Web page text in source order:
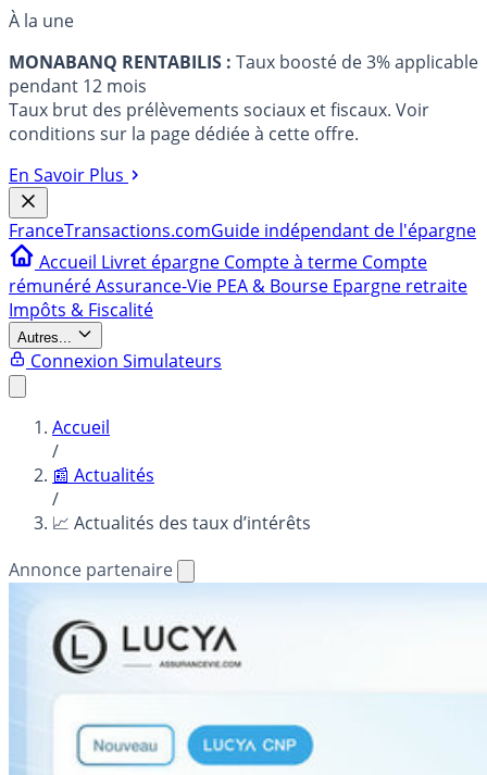
À la une
MONABANQ RENTABILIS : Taux boosté de 3% applicable
pendant 12 mois
Taux brut des prélèvements sociaux et fiscaux. Voir
conditions sur la page dédiée à cette offre.
En Savoir Plus
FranceTransactions.comGuide indépendant de l'épargne
Accueil Livret épargne Compte à terme Compte
rémunéréAssurance-Vie PEA & Bourse Epargne retraite
Impôts & Fiscalité
Autres...
Connexion Simulateurs
Accueil
/
📰 Actualités
/
📈 Actualités des taux d’intérêts
Annonce partenaire